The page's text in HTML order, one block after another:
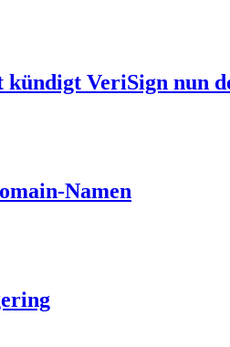
VeriSign nun
Namen